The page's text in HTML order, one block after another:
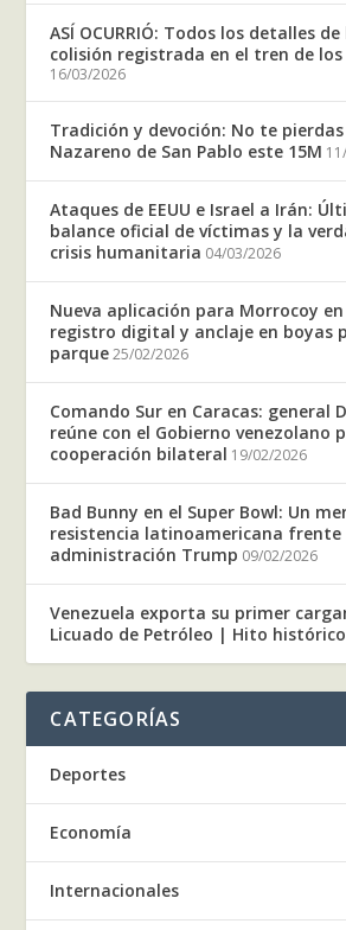
ASÍ OCURRIÓ: Todos los detalles
colisión registrada en el tren de los
16/03/2026
Tradición y devoción: No te
Nazareno de San Pablo este 15M
Ataques de EEUU e Israel a Irán:
balance oficial de víctimas y la
crisis humanitaria 04/03/2026
Nueva aplicación para Morrocoy
registro digital y anclaje en boyas
parque 25/02/2026
Comando Sur en Caracas: general
reúne con el Gobierno venezolano
cooperación bilateral 19/02/2026
Bad Bunny en el Super Bowl: Un
resistencia latinoamericana frente
administración Trump 09/02/2026
Venezuela exporta su primer
Licuado de Petróleo | Hito
CATEGORÍAS
Deportes
Economía
Internacionales